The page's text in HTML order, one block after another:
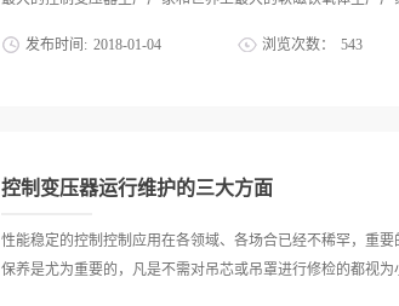
时不仅要考虑机械设备使用最大功率，还需要适当留有余地并
有走技术创新之路。每一个细小环节的改进，就可以带来新的
必须在具体使用条件下完成具体功能中，普遍以“轻、薄、短
展。控制变压器必须适应作为用户的电源产品对体积和重量
料价格上涨。因此，如何减小体积和重量，如何降低成本，成
发布时间: 2018-01-04 浏览次数： 543
控制变压器运行维护的三大方面
性能稳定的控制控制应用在各领域、各场合已经不稀罕，重
保养是尤为重要的，凡是不需对吊芯或吊罩进行修检的都视为